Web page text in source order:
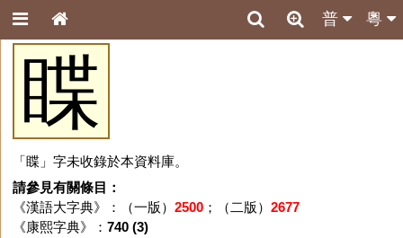
粵
普
䁋
「䁋」字未收錄於本資料庫。
請參見有關條目：
《漢語大字典》：（一版） 2500；（二版） 2677
《康熙字典》： 740 (3)